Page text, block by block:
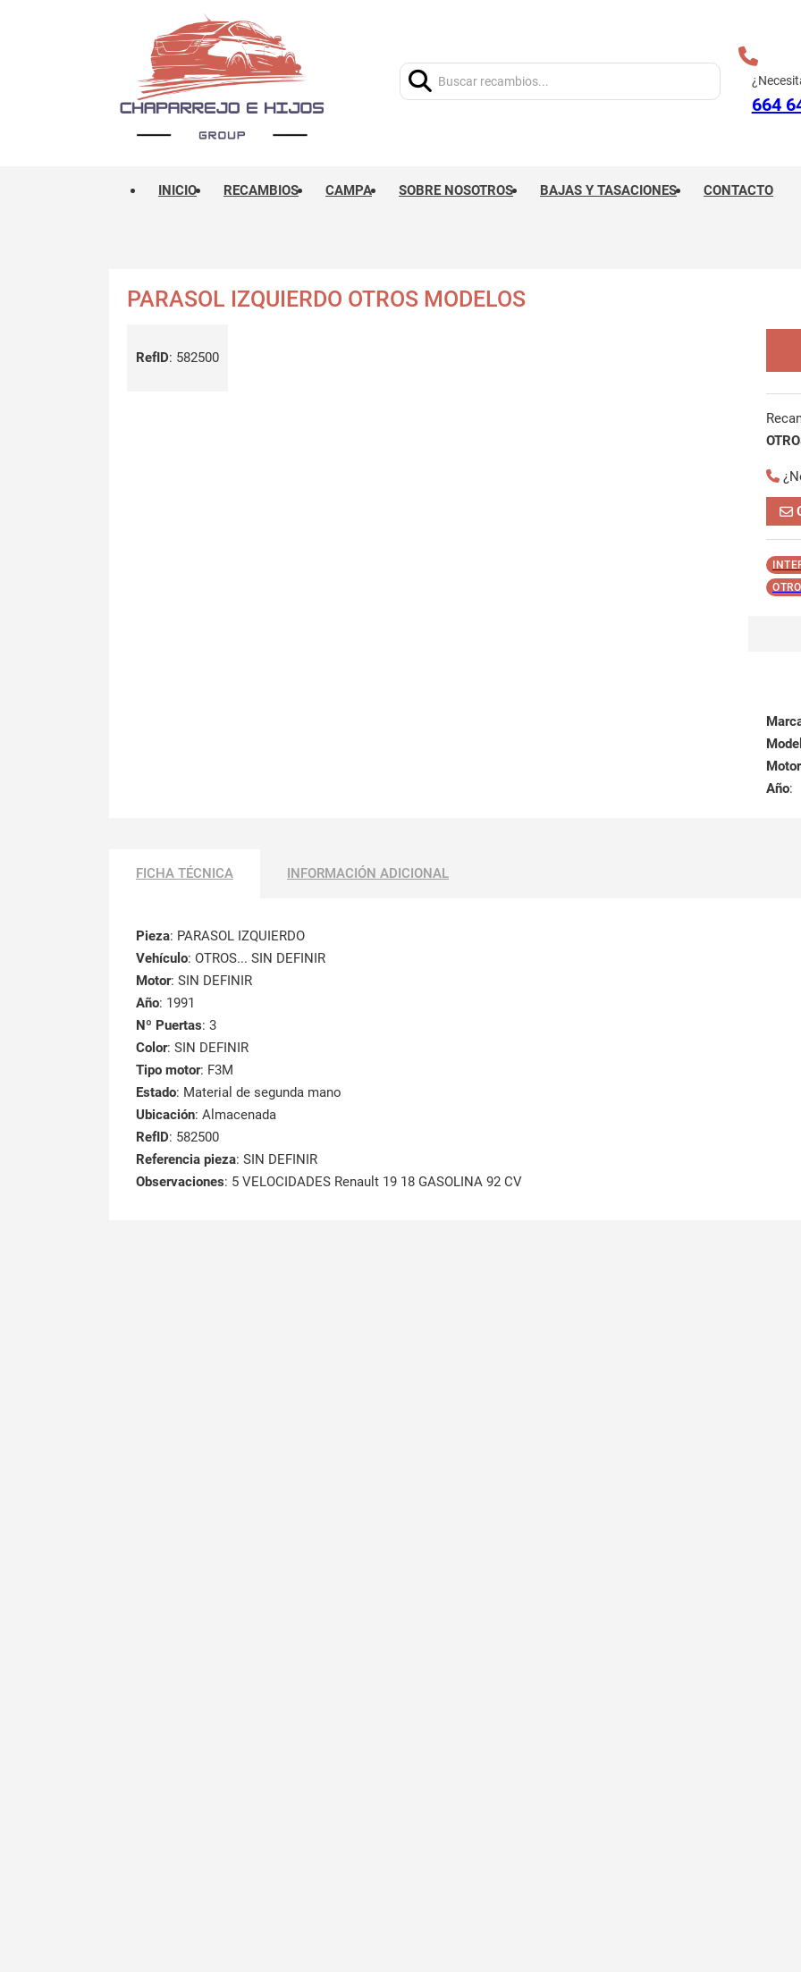
664
INICIO RECAMBIOS CAMPA SOBRE NOSOTROS BAJAS Y TASACIONES CONTACTO
PARASOL IZQUIERDO OTROS MODELOS
RefID: 582500
Motor
Año:
FICHA TÉCNICA INFORMACIÓN ADICIONAL
Pieza: PARASOL IZQUIERDO
Vehículo: OTROS... SIN DEFINIR
Motor: SIN DEFINIR
Año: 1991
Nº Puertas: 3
Color: SIN DEFINIR
Tipo motor: F3M
Estado: Material de segunda mano
Ubicación: Almacenada
RefID: 582500
Referencia pieza: SIN DEFINIR
Observaciones: 5 VELOCIDADES Renault 19 18 GASOLINA 92 CV